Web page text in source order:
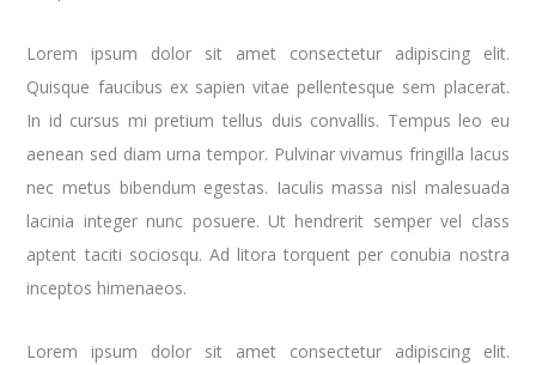
Lorem ipsum dolor sit amet consectetur adipiscing elit.
Quisque faucibus ex sapien vitae pellentesque sem placerat.
In id cursus mi pretium tellus duis convallis. Tempus leo eu
aenean sed diam urna tempor. Pulvinar vivamus fringilla lacus
nec metus bibendum egestas. Iaculis massa nisl malesuada
lacinia integer nunc posuere. Ut hendrerit semper vel class
aptent taciti sociosqu. Ad litora torquent per conubia nostra
inceptos himenaeos.
Lorem ipsum dolor sit amet consectetur adipiscing elit.